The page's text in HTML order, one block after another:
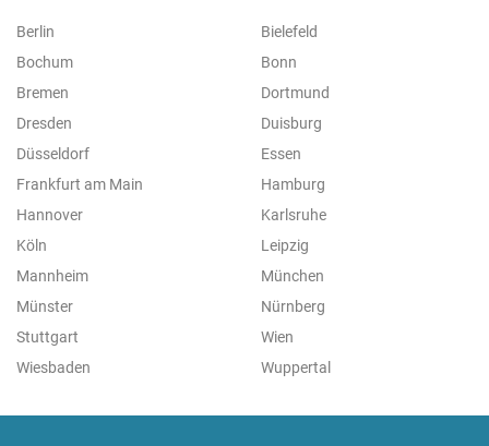
Berlin
Bielefeld
Bochum
Bonn
Bremen
Dortmund
Dresden
Duisburg
Düsseldorf
Essen
Frankfurt am Main
Hamburg
Hannover
Karlsruhe
Köln
Leipzig
Mannheim
München
Münster
Nürnberg
Stuttgart
Wien
Wiesbaden
Wuppertal